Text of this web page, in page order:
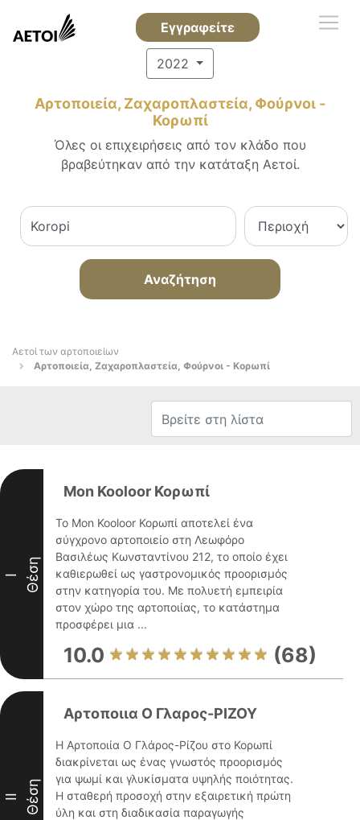
Εγγραφείτε
2022
Αρτοποιεία, Ζαχαροπλαστεία, Φούρνοι -
Κορωπί
Όλες οι επιχειρήσεις από τον κλάδο που
βραβεύτηκαν από την κατάταξη Αετοί.
Αναζήτηση
Αετοί των αρτοποιείων
Αρτοποιεία, Ζαχαροπλαστεία, Φούρνοι - Κορωπί
I Θέση
Mon Kooloor Κορωπί
Το Mon Kooloor Κορωπί αποτελεί ένα
σύγχρονο αρτοποιείο στη Λεωφόρο
Βασιλέως Κωνσταντίνου 212, το οποίο έχει
καθιερωθεί ως γαστρονομικός προορισμός
στην κατηγορία του. Με πολυετή εμπειρία
στον χώρο της αρτοποιίας, το κατάστημα
προσφέρει μια ...
10.0 (68)
II Θέση
Αρτοποιια Ο Γλαρος-ΡΙΖΟΥ
Η Αρτοποιία Ο Γλάρος-Ρίζου στο Κορωπί
διακρίνεται ως ένας γνωστός προορισμός
για ψωμί και γλυκίσματα υψηλής ποιότητας.
Η σταθερή προσοχή στην εξαιρετική πρώτη
ύλη και στη διαδικασία παραγωγής